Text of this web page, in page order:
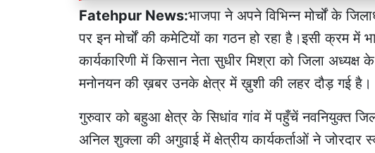
Fatehpur News:भाजपा ने अपने विभिन्न मोर्चों के
पर इन मोर्चों की कमेटियों का गठन हो रहा है।इसी क्रम में
कार्यकारिणी में किसान नेता सुधीर मिश्रा को जिला
मनोनयन की ख़बर उनके क्षेत्र में ख़ुशी की लहर दौड़ गई
गुरुवार को बहुआ क्षेत्र के सिधांव गांव में पहुँचें नवनियुक्त
अनिल शुक्ला की अगुवाई में क्षेत्रीय कार्यकर्ताओं ने जोरदार